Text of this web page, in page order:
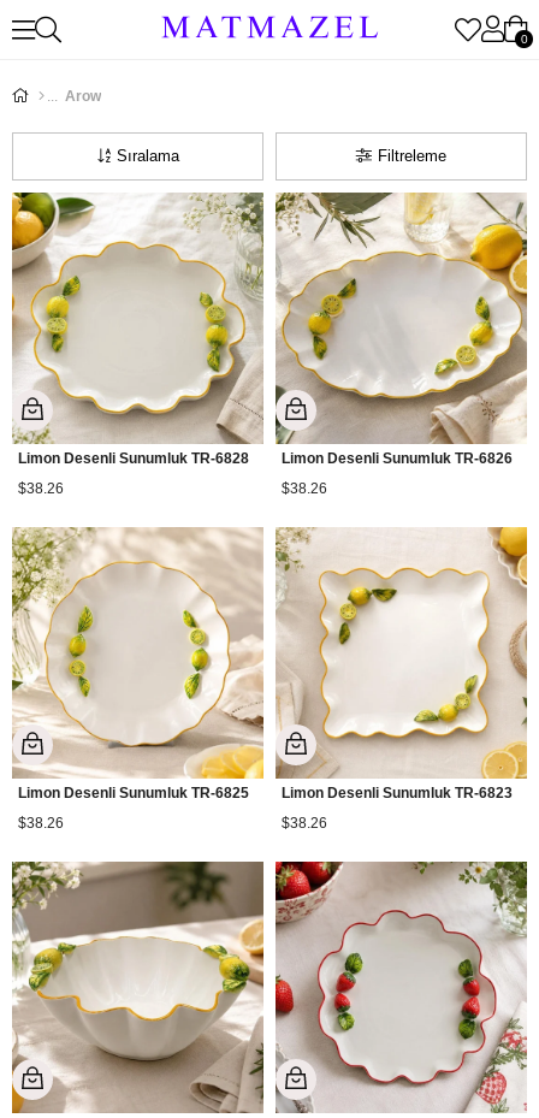
0
Arow
Filtreleme
Sıralama
Limon Desenli Sunumluk TR-6828
$38.26
Limon Desenli Sunumluk TR-6826
$38.26
Limon Desenli Sunumluk TR-6825
$38.26
Limon Desenli Sunumluk TR-6823
$38.26